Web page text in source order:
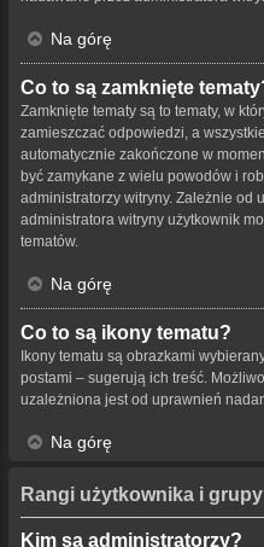
Na górę
Co to są zamknięte
Zamknięte tematy są to tematy, w
zamieszczać odpowiedzi, a
automatycznie zakończone w
być zamykane z wielu powodów i
administratorzy witryny. Zależnie od
administratora witryny użytkownik
tematów.
Na górę
Co to są ikony tematu?
Ikony tematu są obrazkami
postami – sugerują ich treść.
uzależniona jest od uprawnień
Na górę
Rangi użytkownika i grupy
Kim są administratorzy?